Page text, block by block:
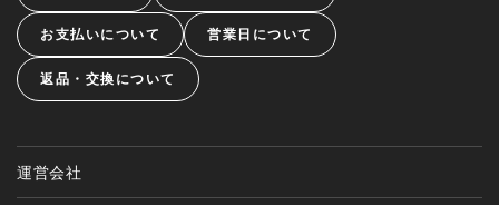
お支払いについて 営業日について
返品・交換について
運営会社